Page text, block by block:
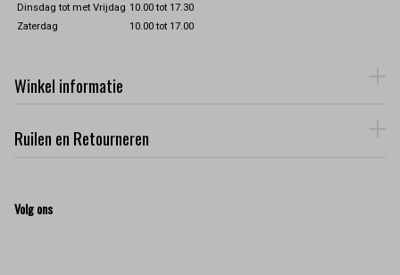
Dinsdag tot met Vrijdag 10.00 tot 17.30
Zaterdag
10.00 tot 17.00
Winkel informatie
Ruilen en Retourneren
Volg ons